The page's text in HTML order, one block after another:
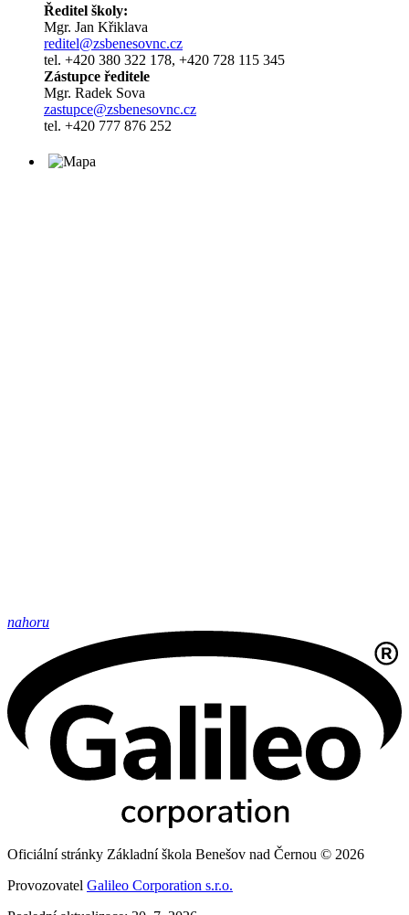
Ředitel školy:
Mgr. Jan Křiklava
reditel@zsbenesovnc.cz
tel. +420 380 322 178, +420 728 115 345
Zástupce ředitele
Mgr. Radek Sova
zastupce@zsbenesovnc.cz
tel. +420 777 876 252
nahoru
Oficiální stránky Základní škola Benešov nad Černou © 2026
Provozovatel Galileo Corporation s.r.o.